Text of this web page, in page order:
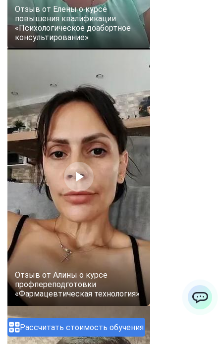
Рассчитать стоимость обучения
Отзыв от Елены о курсе
повышения квалификации
«Психологическое доабортное
консультирование»
Отзыв от Алины о курсе
профпереподготовки
«Фармацевтическая технология»
Vkontakte EMail
Max